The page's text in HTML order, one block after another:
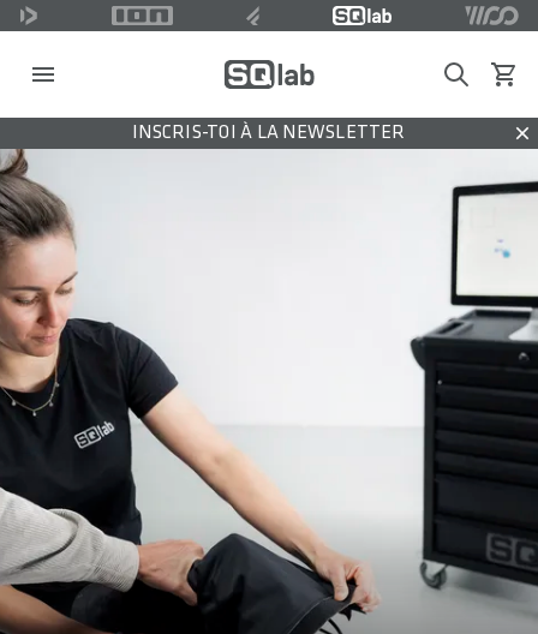
SearchVoir
INSCRIS-TOI À LA NEWSLETTER